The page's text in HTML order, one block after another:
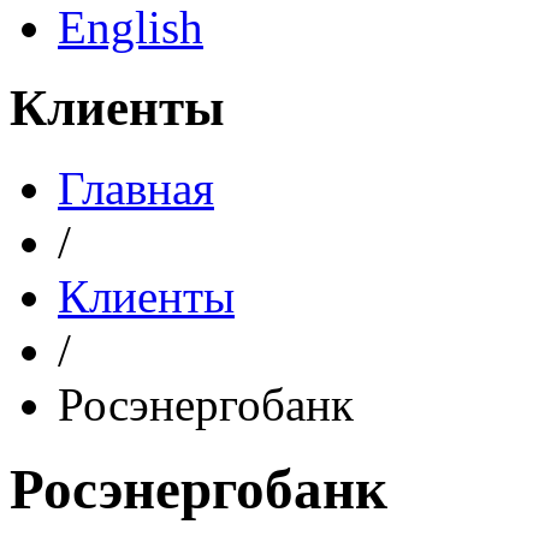
English
Клиенты
Главная
/
Клиенты
/
Росэнергобанк
Росэнергобанк